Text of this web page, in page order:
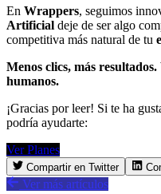
En Wrappers, seguimos
Artificial deje de ser algo
competitiva más natural de tu
Menos clics, más
humanos.
¡Gracias por leer! Si te ha
podría ayudarte:
Ver Planes
Compartir en Twitter
Ver más artículos